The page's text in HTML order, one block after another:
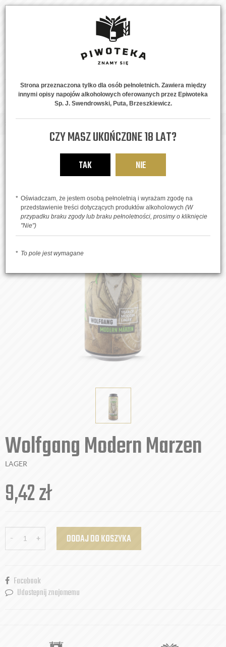
MENU 0
Wolfgang Modern Marzen
LAGER
9,42zł
- + DODAJ DO KOSZYKA
Facebook
Udostepnij znajomemu
Strona przeznaczona tylko dla osób pełnoletnich. Zawiera między
innymi opisy napojów alkoholowych oferowanych przez Epiwoteka
Sp. J. Swendrowski, Puta, Brzeszkiewicz.
CZY MASZ UKOŃCZONE 18 LAT?
TAK NIE
Oświadczam, że jestem osobą pełnoletnią i wyrażam zgodę na
przedstawienie treści dotyczących produktów alkoholowych (W
przypadku braku zgody lub braku pełnoletności, prosimy o kliknięcie
"Nie")
To pole jest wymagane